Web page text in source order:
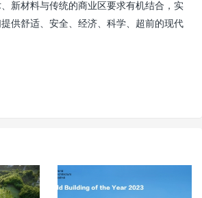
新材料与传统的商业区要求有机结合，实
供舒适、安全、经济、科学、超前的现代